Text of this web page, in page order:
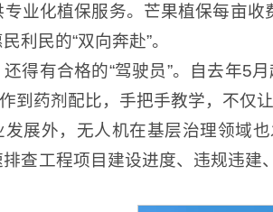
业化植保服务。芒果植保每亩
利民的“双向奔赴”。
得有合格的“驾驶员”。自去年5
到药剂配比，手把手教学，不仅
发展外，无人机在基层治理领域
查工程项目建设进度、违规违